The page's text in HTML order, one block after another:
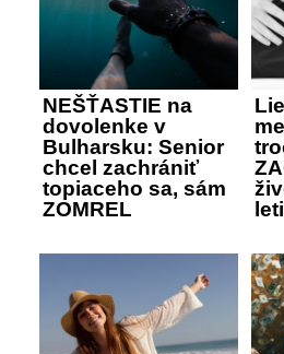
NEŠŤASTIE na
dovolenke v
Bulharsku: Senior
chcel zachrániť
topiaceho sa, sám
ZOMREL